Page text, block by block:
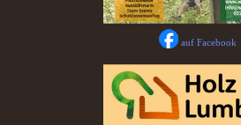
auf Facebook